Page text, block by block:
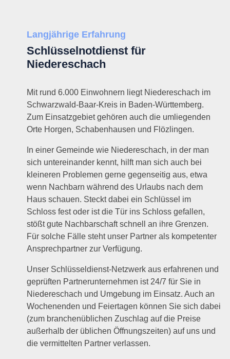
Langjährige Erfahrung
Schlüsselnotdienst für
Niedereschach
Mit rund 6.000 Einwohnern liegt Niedereschach im
Schwarzwald-Baar-Kreis in Baden-Württemberg.
Zum Einsatzgebiet gehören auch die umliegenden
Orte Horgen, Schabenhausen und Flözlingen.
In einer Gemeinde wie Niedereschach, in der man
sich untereinander kennt, hilft man sich auch bei
kleineren Problemen gerne gegenseitig aus, etwa
wenn Nachbarn während des Urlaubs nach dem
Haus schauen. Steckt dabei ein Schlüssel im
Schloss fest oder ist die Tür ins Schloss gefallen,
stößt gute Nachbarschaft schnell an ihre Grenzen.
Für solche Fälle steht unser Partner als kompetenter
Ansprechpartner zur Verfügung.
Unser Schlüsseldienst-Netzwerk aus erfahrenen und
geprüften Partnerunternehmen ist 24/7 für Sie in
Niedereschach und Umgebung im Einsatz. Auch an
Wochenenden und Feiertagen können Sie sich dabei
(zum branchenüblichen Zuschlag auf die Preise
außerhalb der üblichen Öffnungszeiten) auf uns und
die vermittelten Partner verlassen.